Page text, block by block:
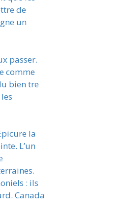
de
un
passer.
comme
bien tre
la
L’un
: ils
Canada